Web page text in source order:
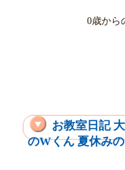
0歳から
お教室日記
のWくん 夏休み